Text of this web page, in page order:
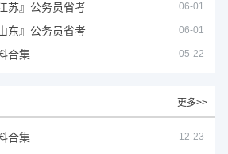
苏』公务员省考 06-01
东』公务员省考 06-01
合集 05-22
更多>>
合集 12-23